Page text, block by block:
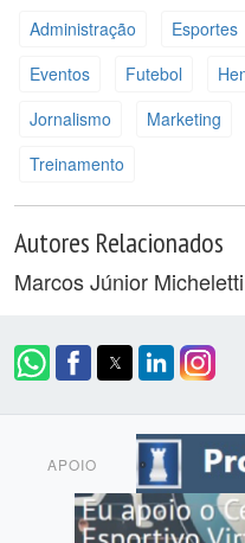
Administração Esportes
Eventos
Futebol
Jornalismo
Marketing
Treinamento
Autores Relacionados
Marcos Júnior Micheletti
APOIO